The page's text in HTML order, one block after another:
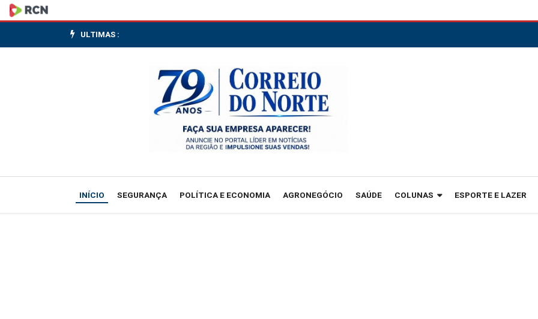
Brasil
acumula
novos
ULTIMAS :
INÍCIO SEGURANÇA POLÍTICA E ECONOMIA AGRONEGÓCIO SAÚDE COLUNAS ESPORTE E LAZER